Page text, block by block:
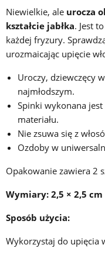
Niewielkie, ale urocza
kształcie jabłka. Jest
każdej fryzury.
urozmaicając upięcie
Uroczy, dziewczęcy
najmłodszym.
Spinki wykonana
materiału.
Nie zsuwa się z
Ozdoby w
Opakowanie zawiera 2
Wymiary: 2,5 × 2,5 cm
Sposób użycia:
Wykorzystaj do upięcia